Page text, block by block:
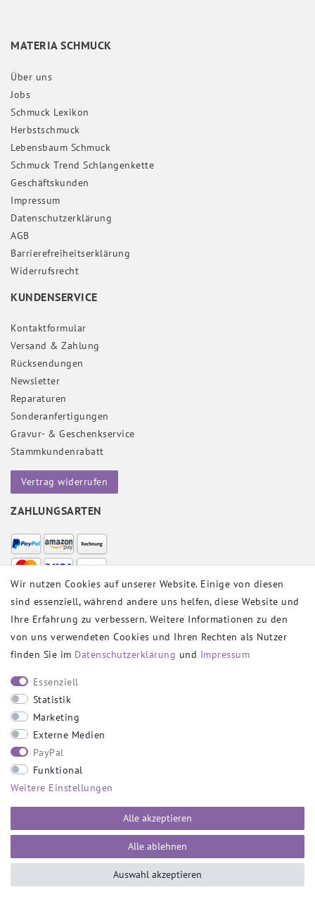
MATERIA SCHMUCK
Über uns
Jobs
Schmuck Lexikon
Herbstschmuck
Lebensbaum Schmuck
Schmuck Trend Schlangenkette
Geschäftskunden
Impressum
Daten­schutz­erklärung
AGB
Barrierefreiheitserklärung
Widerrufs­recht
KUNDENSERVICE
Kontaktformular
Versand & Zahlung
Rücksendungen
Newsletter
Reparaturen
Sonderanfertigungen
Gravur- & Geschenkservice
Stammkundenrabatt
Vertrag widerrufen
ZAHLUNGSARTEN
VERSANDPARTNER
SOCIAL
SICHER EINKAUFEN
Wir nutzen Cookies auf unserer Website. Einige von diesen
sind essenziell, während andere uns helfen, diese Website und
Ihre Erfahrung zu verbessern. Weitere Informationen zu den
von uns verwendeten Cookies und Ihren Rechten als Nutzer
finden Sie im Daten­schutz­erklärung und Impressum
Essenziell
Statistik
Marketing
Externe Medien
PayPal
Funktional
Weitere Einstellungen
Alle akzeptieren
Alle ablehnen
Auswahl akzeptieren